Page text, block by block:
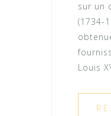
sur un
(1734-
Louis